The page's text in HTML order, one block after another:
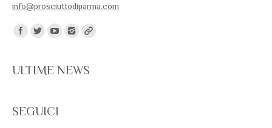
info@prosciuttodiparma.com
Trovaci su:
ULTIME NEWS
SEGUICI